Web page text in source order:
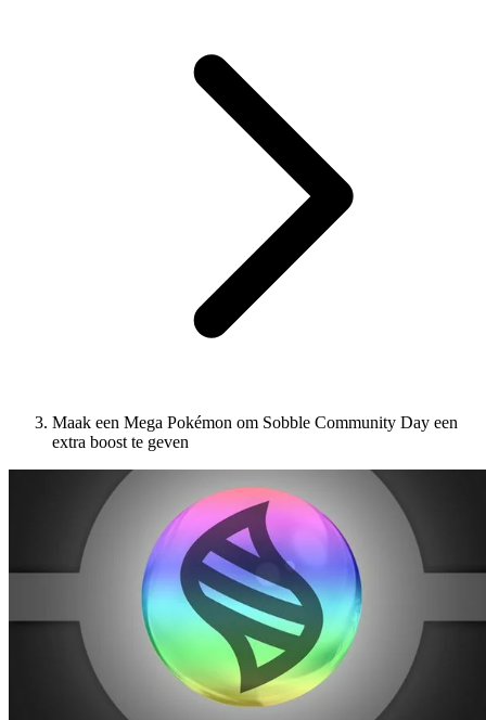
Maak een Mega Pokémon om Sobble Community Day een
extra boost te geven